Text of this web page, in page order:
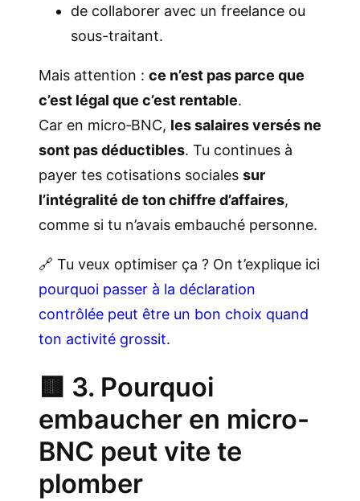
de collaborer avec un freelance ou
sous-traitant.
Mais attention : ce n’est pas parce que
c’est légal que c’est rentable.
Car en micro‑BNC, les salaires versés ne
sont pas déductibles. Tu continues à
payer tes cotisations sociales sur
l’intégralité de ton chiffre d’affaires,
comme si tu n’avais embauché personne.
🔗 Tu veux optimiser ça ? On t’explique ici
pourquoi passer à la déclaration
contrôlée peut être un bon choix quand
ton activité grossit.
🟨 3. Pourquoi
embaucher en micro-
BNC peut vite te
plomber